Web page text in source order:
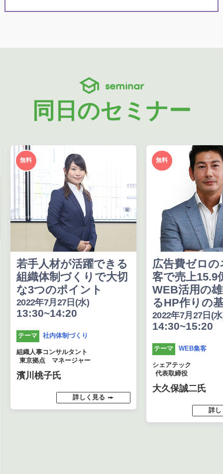
seminar
同日のセミナー
無料
若手人材が活躍できる
組織体制づくりで大切
な3つのポイント
2022年7月27日(水)
13:30~14:20
テーマ 社内体制づくり
組織人事コンサルタント
東京拠点 マネージャー
濱川桃子氏
詳しく見る
無料
広告費ゼロ
客で売上15.9
WEB活用の
るHP作りの
2022年7月27日(
14:30~15:20
テーマ WEB集客
シェアテック
代表取締役
大久保誠二氏
詳